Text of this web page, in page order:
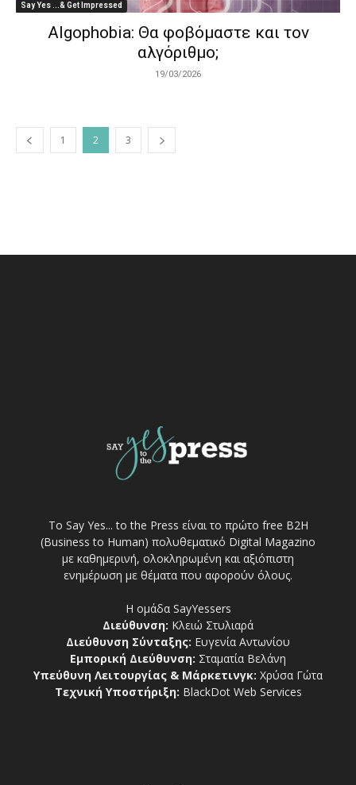
Say Yes ...& Get Impressed
Algophobia: Θα φοβόμαστε και τον
αλγόριθμο;
19/03/2026
1 2 3
Το Say Yes... to the Press είναι το πρώτο free Β2Η
(Business to Human) πολυθεματικό Digital Magazino
με καθημερινή, ολοκληρωμένη και αξιόπιστη
ενημέρωση με θέματα που αφορούν όλους.
Η ομάδα SayYessers
Διεύθυνση: Κλειώ Στυλιαρά
Διεύθυνση Σύνταξης: Ευγενία Αντωνίου
Εμπορική Διεύθυνση: Σταματία Βελάνη
Υπεύθυνη Λειτουργίας & Μάρκετινγκ: Χρύσα Γώτα
Τεχνική Υποστήριξη: BlackDot Web Services